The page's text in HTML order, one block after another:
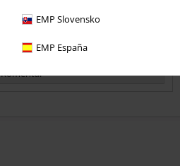
EMP Slovensko
EMP España
Komentár